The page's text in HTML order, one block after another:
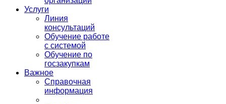
Услуги
Линия
консультаций
Обучение работе
с системой
Обучение по
госзакупкам
Важное
Справочная
информация